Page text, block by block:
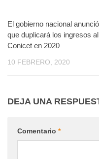
El gobierno nacional anunció
que duplicará los ingresos al
Conicet en 2020
10 FEBRERO, 2020
DEJA UNA
Comentario *